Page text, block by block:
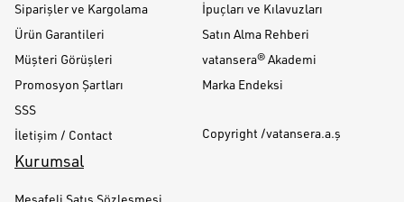
Siparişler ve Kargolama
Ürün Garantileri
Müşteri Görüşleri
Promosyon Şartları
SSS
İletişim / Contact
İpuçları ve Kılavuzları
Satın Alma Rehberi
vatansera® Akademi
Marka Endeksi
Copyright /vatansera.a.ş
Kurumsal
Mesafeli Satış Sözleşmesi